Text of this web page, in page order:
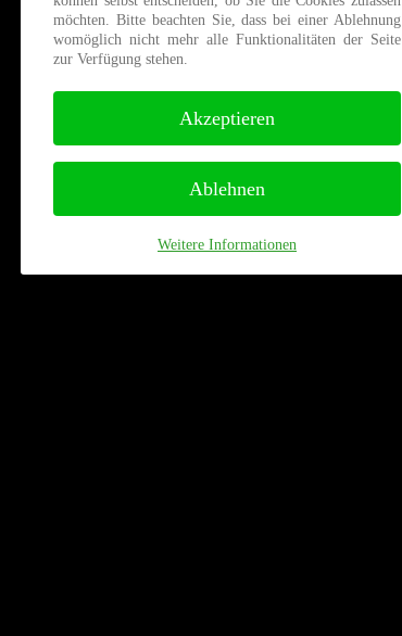
möchten. Bitte beachten Sie, dass bei einer Ablehnung
womöglich nicht mehr alle Funktionalitäten der Seite
zur Verfügung stehen.
Akzeptieren
Ablehnen
Weitere Informationen